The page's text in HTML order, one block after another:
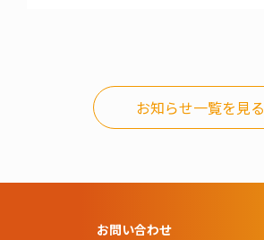
お知らせ一覧を見る
お問い合わせ